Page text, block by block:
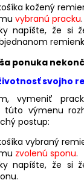
kožený
vybranú pracku.
napíšte, že si
ponuka
svojho
vymeniť
túto výmenu
postup:
vybraný
zvolenú sponu.
napíšte, že si